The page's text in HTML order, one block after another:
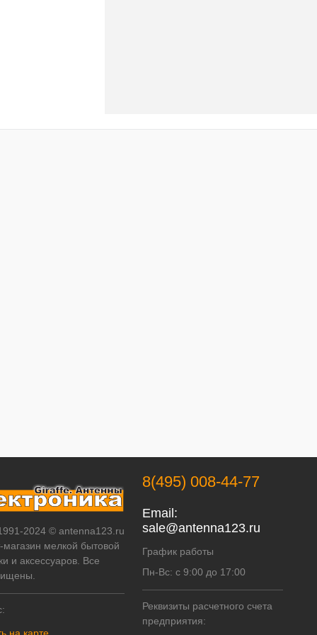
2024 © antenna123.ru
магазин мелкой бытовой
и аксессуаров. Все
на карте
8(495) 008-44-77
Email:
sale@antenna123.ru
График работы
Пн-Вс: с 9:00 до 17:00
Реквизиты расчетного счета
предприятия: